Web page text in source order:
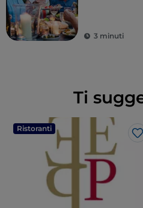
3 minuti
Ti
Ristoranti